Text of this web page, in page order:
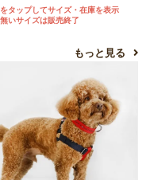
タップしてサイズ・在庫を表示
いサイズは販売終了
もっと見る